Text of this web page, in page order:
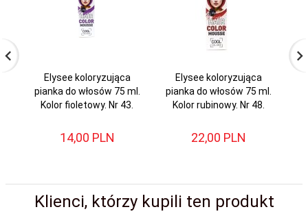
Elysee koloryzująca
pianka do włosów 75 ml.
Kolor fioletowy. Nr 43.
14,00 PLN
Elysee koloryzująca
pianka do włosów 75 ml.
Kolor rubinowy. Nr 48.
22,00 PLN
Klienci, którzy kupili ten produkt